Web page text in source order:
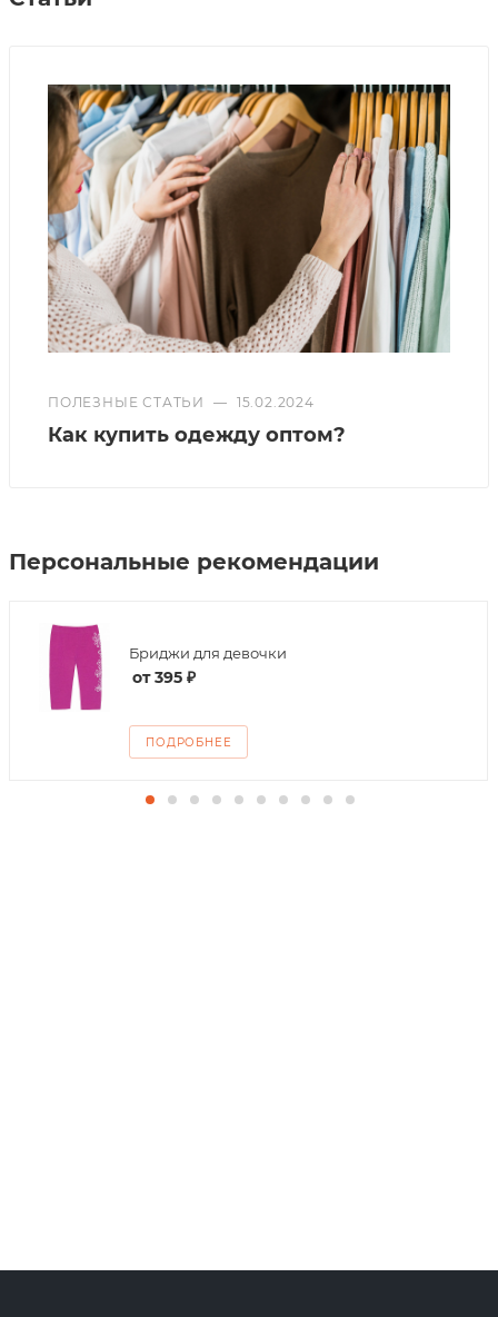
ПОЛЕЗНЫЕ СТАТЬИ — 15.02.2024
Как купить одежду оптом?
Персональные рекомендации
Бриджи для девочки
от395 ₽
ПОДРОБНЕЕ